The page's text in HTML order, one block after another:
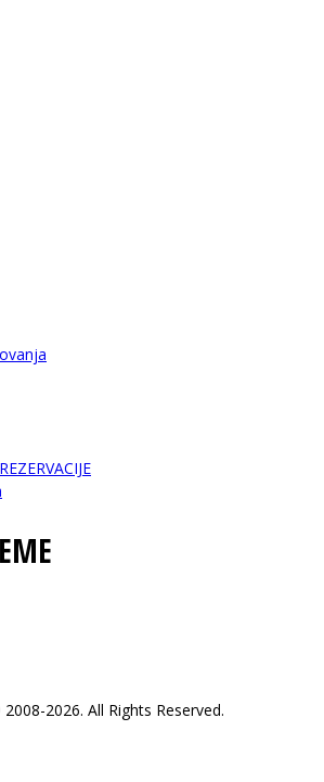
2026. All Rights Reserved.